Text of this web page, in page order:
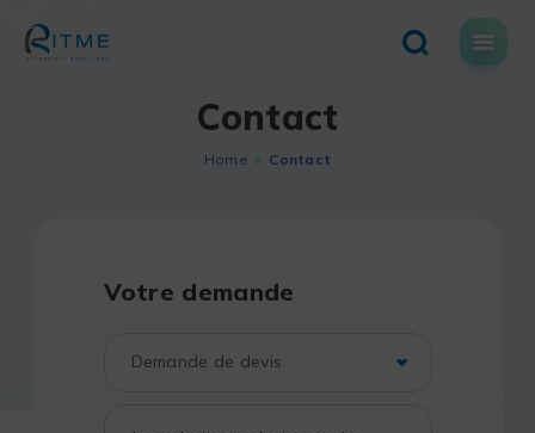
content
Contact
Home Contact
Votre demande